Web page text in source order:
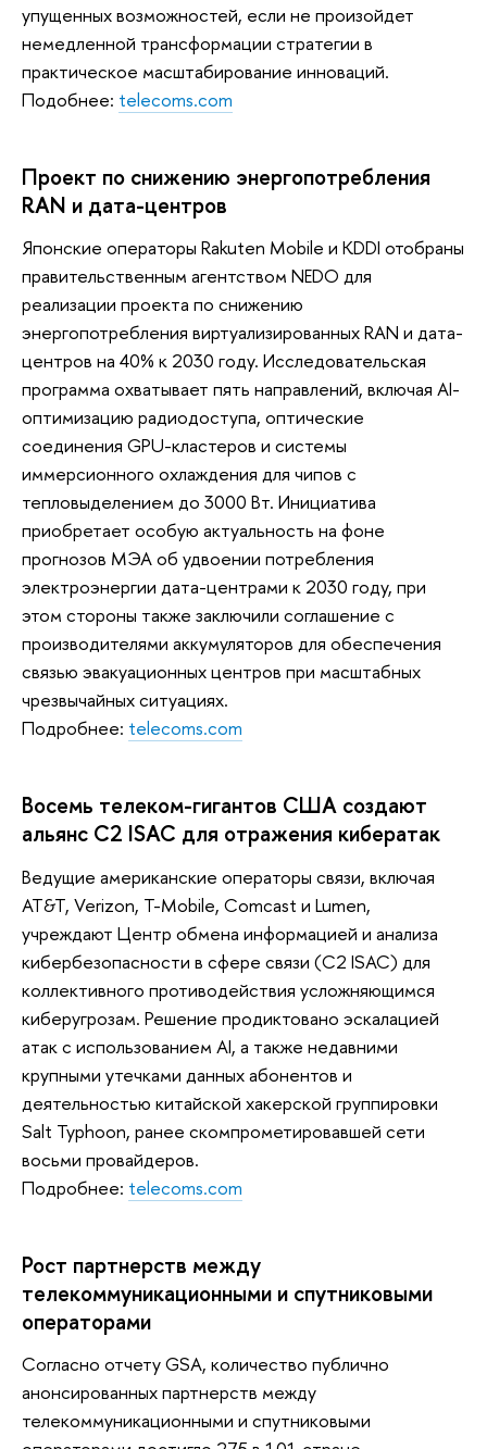
упущенных возможностей, если не произойдет
немедленной трансформации стратегии в
практическое масштабирование инноваций.
Подобнее: telecoms.com
Проект по снижению энергопотребления
RAN и дата-центров
Японские операторы Rakuten Mobile и KDDI отобраны
правительственным агентством NEDO для
реализации проекта по снижению
энергопотребления виртуализированных RAN и дата-
центров на 40% к 2030 году. Исследовательская
программа охватывает пять направлений, включая AI-
оптимизацию радиодоступа, оптические
соединения GPU-кластеров и системы
иммерсионного охлаждения для чипов с
тепловыделением до 3000 Вт. Инициатива
приобретает особую актуальность на фоне
прогнозов МЭА об удвоении потребления
электроэнергии дата-центрами к 2030 году, при
этом стороны также заключили соглашение с
производителями аккумуляторов для обеспечения
связью эвакуационных центров при масштабных
чрезвычайных ситуациях.
Подробнее: telecoms.com
Восемь телеком-гигантов США создают
альянс C2 ISAC для отражения кибератак
Ведущие американские операторы связи, включая
AT&T, Verizon, T-Mobile, Comcast и Lumen,
учреждают Центр обмена информацией и анализа
кибербезопасности в сфере связи (C2 ISAC) для
коллективного противодействия усложняющимся
киберугрозам. Решение продиктовано эскалацией
атак с использованием AI, а также недавними
крупными утечками данных абонентов и
деятельностью китайской хакерской группировки
Salt Typhoon, ранее скомпрометировавшей сети
восьми провайдеров.
Подробнее: telecoms.com
Рост партнерств между
телекоммуникационными и спутниковыми
операторами
Согласно отчету GSA, количество публично
анонсированных партнерств между
телекоммуникационными и спутниковыми